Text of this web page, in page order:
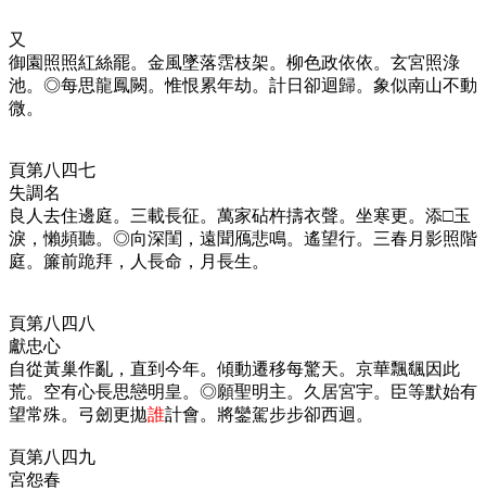
又
御園照照紅絲罷。金風墜落霑枝架。柳色政依依。玄宮照淥
池。◎每思龍鳳闕。惟恨累年劫。計日卻迴歸。象似南山不動
微。
頁第八四七
失調名
良人去住邊庭。三載長征。萬家砧杵擣衣聲。坐寒更。添□玉
淚，懶頻聽。◎向深閨，遠聞鴈悲鳴。遙望行。三春月影照階
庭。簾前跪拜，人長命，月長生。
頁第八四八
獻忠心
自從黃巢作亂，直到今年。傾動遷移每驚天。京華飄颻因此
荒。空有心長思戀明皇。◎願聖明主。久居宮宇。臣等默始有
望常殊。弓劒更拋誰計會。將鑾駕步步卻西迴。
頁第八四九
宮怨春